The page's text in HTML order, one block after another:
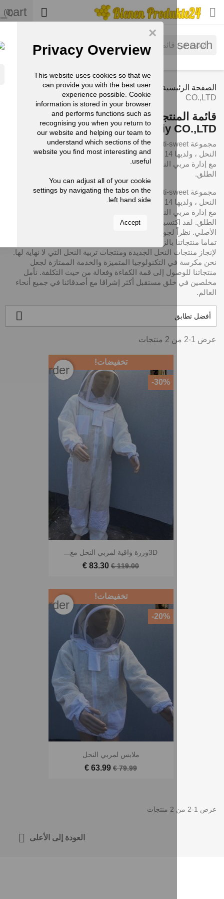
OVERVIEW
Privacy Overview
This website uses cookies so that we
can provide you with the best user
experience possible. Cookie
information is stored in your browser
and performs functions such as
recognising you when you return to
our website and helping our team to
understand which sections of the
website you find most interesting and
useful.
You can adjust all of your cookie
settings by navigating the tabs on the
left hand side.
Accept
shopping_cart
الماركات Henan Weikang Bee Industiy
من حيث العلامة التجارية
Henan Weikang Bee Industiy
مجموعة Multi-sweet هي شركة متخصصة في تصنيع معدات تربية
النحل ، ولديها 14 عامًا من الخبرة في الإنتاج في الصين. نحن متكاملة
النحل ، وتطوير آلات تربية النحل والمنتجات في الهواء
مجموعة Multi-sweet هي شركة متخصصة في تصنيع معدات تربية
النحل ، ولديها 14 عامًا من الخبرة في الإنتاج في الصين. نحن متكاملة
النحل ، وتطوير آلات تربية النحل والمنتجات في الهواء
لجودتنا مستقرة وسعر معقول وخدمة جيدة ، راضون
النحل الجديدة ومنتجات تربية النحل التي لا نهاية لها.
المتميزة والخدمة الممتازة لجعل
إلى قمة الكفاءة وفعالة من حيث التكلفة. نأمل
مستقبل أكثر إشراقا مع أصدقائنا في جميع أنحاء
83.30 €
favorite_border
ملابس لمربي النحل
favorite_border
العودة إلى الأعلى 